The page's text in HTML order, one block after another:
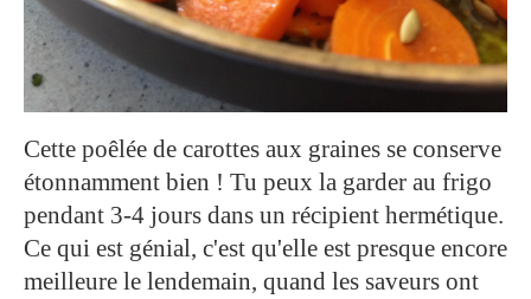
Cette poêlée de carottes aux graines se conserve
étonnamment bien ! Tu peux la garder au frigo
pendant 3-4 jours dans un récipient hermétique.
Ce qui est génial, c'est qu'elle est presque encore
meilleure le lendemain, quand les saveurs ont